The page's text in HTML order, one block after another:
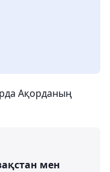
Ақорданың
мен